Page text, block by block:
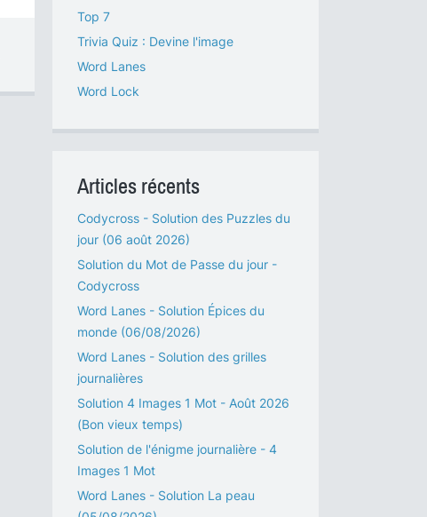
Top 7
Trivia Quiz : Devine l'image
Word Lanes
Word Lock
Articles récents
Codycross - Solution des Puzzles du
jour (06 août 2026)
Solution du Mot de Passe du jour -
Codycross
Word Lanes - Solution Épices du
monde (06/08/2026)
Word Lanes - Solution des grilles
journalières
Solution 4 Images 1 Mot - Août 2026
(Bon vieux temps)
Solution de l'énigme journalière - 4
Images 1 Mot
Word Lanes - Solution La peau